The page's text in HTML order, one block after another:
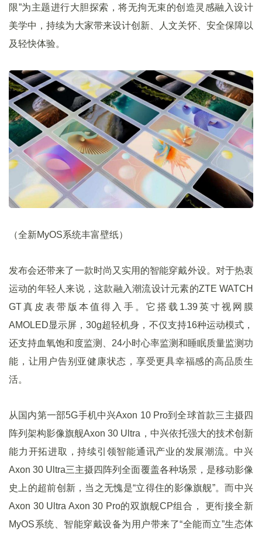
限”为主题进行大胆探索，将无拘无束的创造灵感融入设计
美学中，持续为大家带来设计创新、人文关怀、安全保障以
及轻快体验。
（全新MyOS系统丰富壁纸）
发布会还带来了一款时尚又实用的智能穿戴外设。对于热衷
运动的年轻人来说，这款融入潮流设计元素的ZTE WATCH
GT真皮表带版本值得入手。它搭载1.39英寸视网膜
AMOLED显示屏，30g超轻机身，不仅支持16种运动模式，
还支持血氧饱和度监测、24小时心率监测和睡眠质量监测功
能，让用户告别亚健康状态，享受更具幸福感的高品质生
活。
从国内第一部5G手机中兴Axon 10 Pro到全球首款三主摄四
阵列架构影像旗舰Axon 30 Ultra，中兴依托强大的技术创新
能力开拓进取，持续引领智能通讯产业的发展潮流。中兴
Axon 30 Ultra三主摄四阵列全面覆盖各种场景，是移动影像
史上的超前创新，当之无愧是“立得住的影像旗舰”。而中兴
Axon 30 Ultra Axon 30 Pro的双旗舰CP组合， 更衔接全新
MyOS系统、智能穿戴设备为用户带来了“全能而立”生态体